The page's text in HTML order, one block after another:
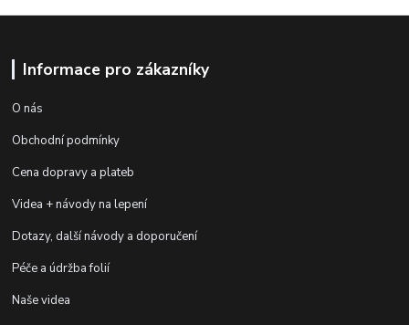
Informace pro zákazníky
O nás
Obchodní podmínky
Cena dopravy a plateb
Videa + návody na lepení
Dotazy, další návody a doporučení
Péče a údržba folií
Naše videa